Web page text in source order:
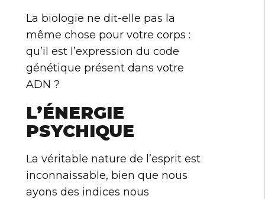
La biologie ne dit-elle pas la
même chose pour votre corps :
qu’il est l’expression du code
génétique présent dans votre
ADN ?
L’ÉNERGIE
PSYCHIQUE
La véritable nature de l’esprit est
inconnaissable, bien que nous
ayons des indices nous